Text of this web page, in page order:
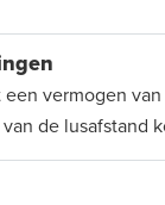
vermogen
de lusafstand